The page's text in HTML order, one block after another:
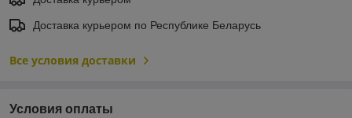
Доставка курьером по Республике Беларусь
Все условия доставки
Условия оплаты